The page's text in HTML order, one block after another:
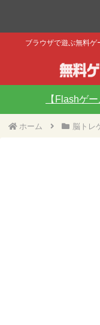
ブラウザで遊ぶ無料
【Flashゲ
ホーム 脳トレ